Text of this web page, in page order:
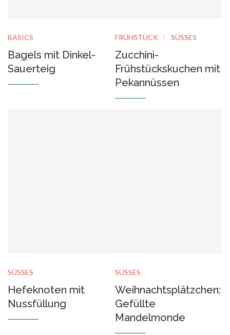
BASICS
Bagels mit Dinkel-
Sauerteig
FRÜHSTÜCK SÜSSES
Zucchini-
Frühstückskuchen mit
Pekannüssen
SÜSSES
Hefeknoten mit
Nussfüllung
SÜSSES
Weihnachtsplätzchen:
Gefüllte
Mandelmonde